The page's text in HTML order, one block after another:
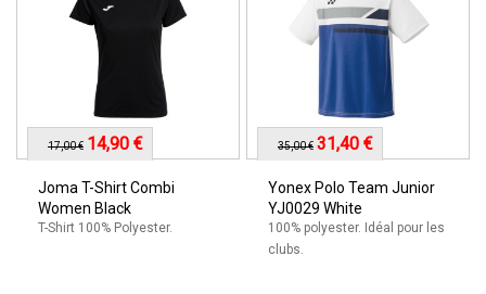
Joma T-Shirt Combi
Women Black
T-Shirt 100% Polyester.
17,00 € 14,90 €
Yonex Polo Team Junior
YJ0029 White
100% polyester. Idéal pour les
clubs.
35,00 € 31,40 €